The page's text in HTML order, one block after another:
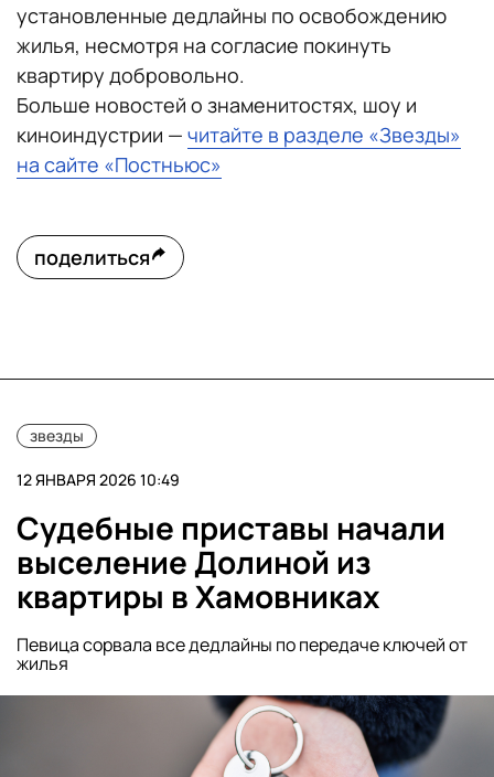
установленные дедлайны по освобождению
жилья, несмотря на согласие покинуть
квартиру добровольно.
Больше новостей о знаменитостях, шоу и
киноиндустрии — читайте в разделе «Звезды»
на сайте «Постньюс»
поделиться
звезды
12 ЯНВАРЯ 2026 10:49
Судебные приставы начали
выселение Долиной из
квартиры в Хамовниках
Певица сорвала все дедлайны по передаче ключей от
жилья